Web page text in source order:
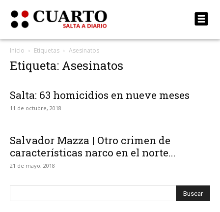
Inicio Etiquetas Asesinatos
Etiqueta: Asesinatos
Salta: 63 homicidios en nueve meses
11 de octubre, 2018
Salvador Mazza | Otro crimen de
características narco en el norte...
21 de mayo, 2018